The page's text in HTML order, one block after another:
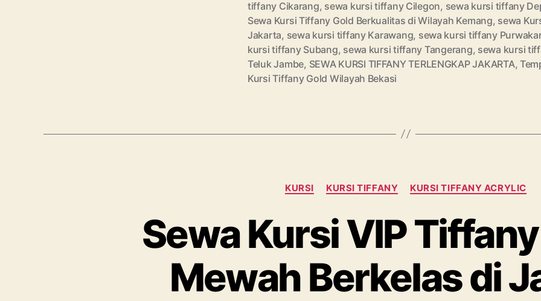
tiffany Cikarang, sewa kursi tiffany Cilegon, sewa kursi tiffany
Sewa Kursi Tiffany Gold Berkualitas di Wilayah Kemang, sewa
Jakarta, sewa kursi tiffany Karawang, sewa kursi tiffany
kursi tiffany Subang, sewa kursi tiffany Tangerang, sewa kursi
Teluk Jambe, SEWA KURSI TIFFANY TERLENGKAP JAKARTA,
Kursi Tiffany Gold Wilayah Bekasi
Kategori
KURSI KURSI TIFFANY KURSI TIFFANY ACRYLIC
Sewa Kursi VIP
Mewah Berkelas di